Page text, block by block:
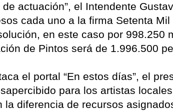
actuación”, el Intendente
cada uno a la firma Setenta
en este caso por 998.250
de Pintos será de 1.996.500
el portal “En estos días”, el
para los artistas
la diferencia de recursos